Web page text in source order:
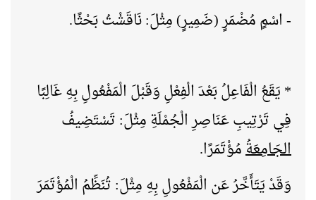
- اسْمٍ مُضْمَرٍ (ضَمِيرٍ) مِثْلَ: نَاقَشْتُ بَحْثًا.
* يَقَعُ الْفَاعِلُ بَعْدَ الْفِعْلِ وَقَبْلَ الْمَفْعُولِ بِهِ غَالِبًا
فِي تَرْتِيبِ عَنَاصِرِ الْجُمْلَةِمِثْلَ:تَسْتَضِيفُ
الجَامِعَةُمُؤْتَمَرًا.
وَقَدْ يَتَأَخَّرُ عَن الْمَفْعُولِ بِهِمِثْلَ:تُنَظِّمُ الْمُؤْتَمَرَ